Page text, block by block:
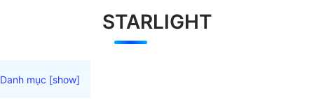
STARLIGHT